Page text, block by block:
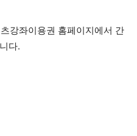
강좌이용권 홈페이지에서 간
다.